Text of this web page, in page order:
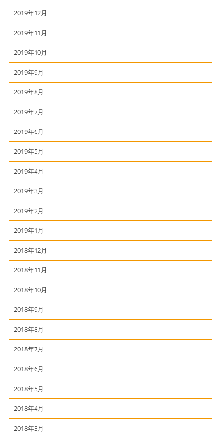
2019年12月
2019年11月
2019年10月
2019年9月
2019年8月
2019年7月
2019年6月
2019年5月
2019年4月
2019年3月
2019年2月
2019年1月
2018年12月
2018年11月
2018年10月
2018年9月
2018年8月
2018年7月
2018年6月
2018年5月
2018年4月
2018年3月